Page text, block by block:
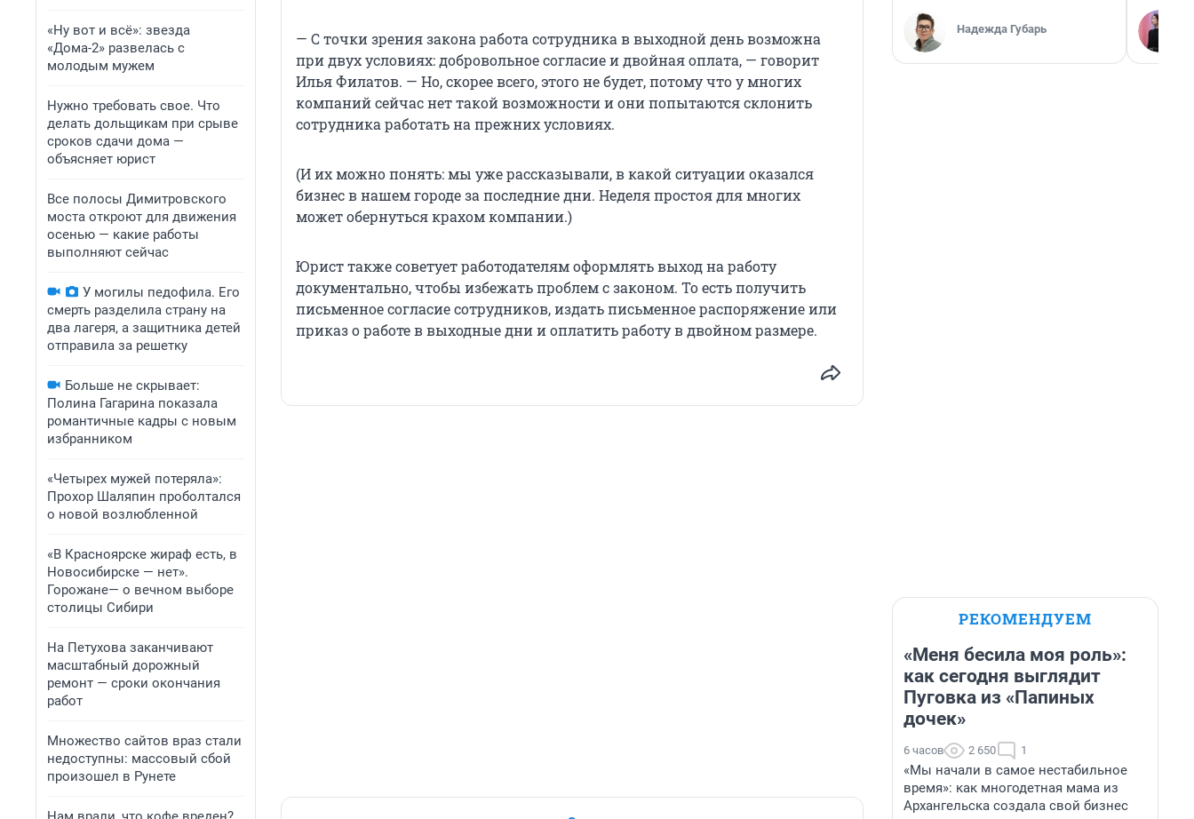
«Ну вот и всё»: звезда
«Дома-2» развелась с
молодым мужем
Нужно требовать свое. Что
делать дольщикам при срыве
сроков сдачи дома —
объясняет юрист
Все полосы Димитровского
моста откроют для движения
осенью — какие работы
выполняют сейчас
У могилы педофила. Его
смерть разделила страну на
два лагеря, а защитника детей
отправила за решетку
Больше не скрывает:
Полина Гагарина показала
романтичные кадры с новым
избранником
«Четырех мужей потеряла»:
Прохор Шаляпин проболтался
о новой возлюбленной
«В Красноярске жираф есть, в
Новосибирске — нет».
Горожане— о вечном выборе
столицы Сибири
На Петухова заканчивают
масштабный дорожный
ремонт — сроки окончания
работ
Множество сайтов враз стали
недоступны: массовый сбой
произошел в Рунете
— С точки зрения закона работа сотрудника в выходной день возможна
при двух условиях: добровольное согласие и двойная оплата, — говорит
Илья Филатов. — Но, скорее всего, этого не будет, потому что у многих
компаний сейчас нет такой возможности и они попытаются склонить
сотрудника работать на прежних условиях.
(И их можно понять: мы уже рассказывали, в какой ситуации оказался
бизнес в нашем городе за последние дни. Неделя простоя для многих
может обернуться крахом компании.)
Юрист также советует работодателям оформлять выход на работу
документально, чтобы избежать проблем с законом. То есть получить
письменное согласие сотрудников, издать письменное распоряжение или
приказ о работе в выходные дни и оплатить работу в двойном размере.
Надежда Губарь
РЕКОМЕНДУЕМ
«Меня бесила моя роль»:
как сегодня выглядит
Пуговка из «Папиных
дочек»
6 часов 2 650 1
«Мы начали в самое нестабильное
время»: как многодетная мама из
Архангельска создала свой бизнес